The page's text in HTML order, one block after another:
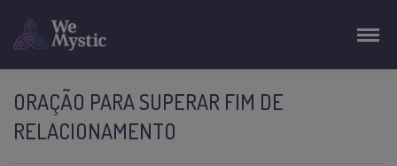
ORAÇÃO PARA SUPERAR FIM DE
RELACIONAMENTO